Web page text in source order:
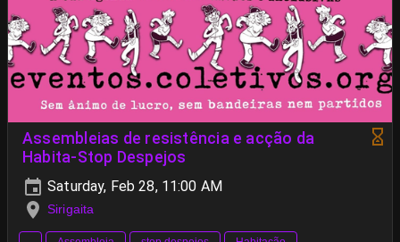
Assembleias de resistência e acção da
Habita-Stop Despejos
Saturday, Feb 28, 11:00 AM
Sirigaita